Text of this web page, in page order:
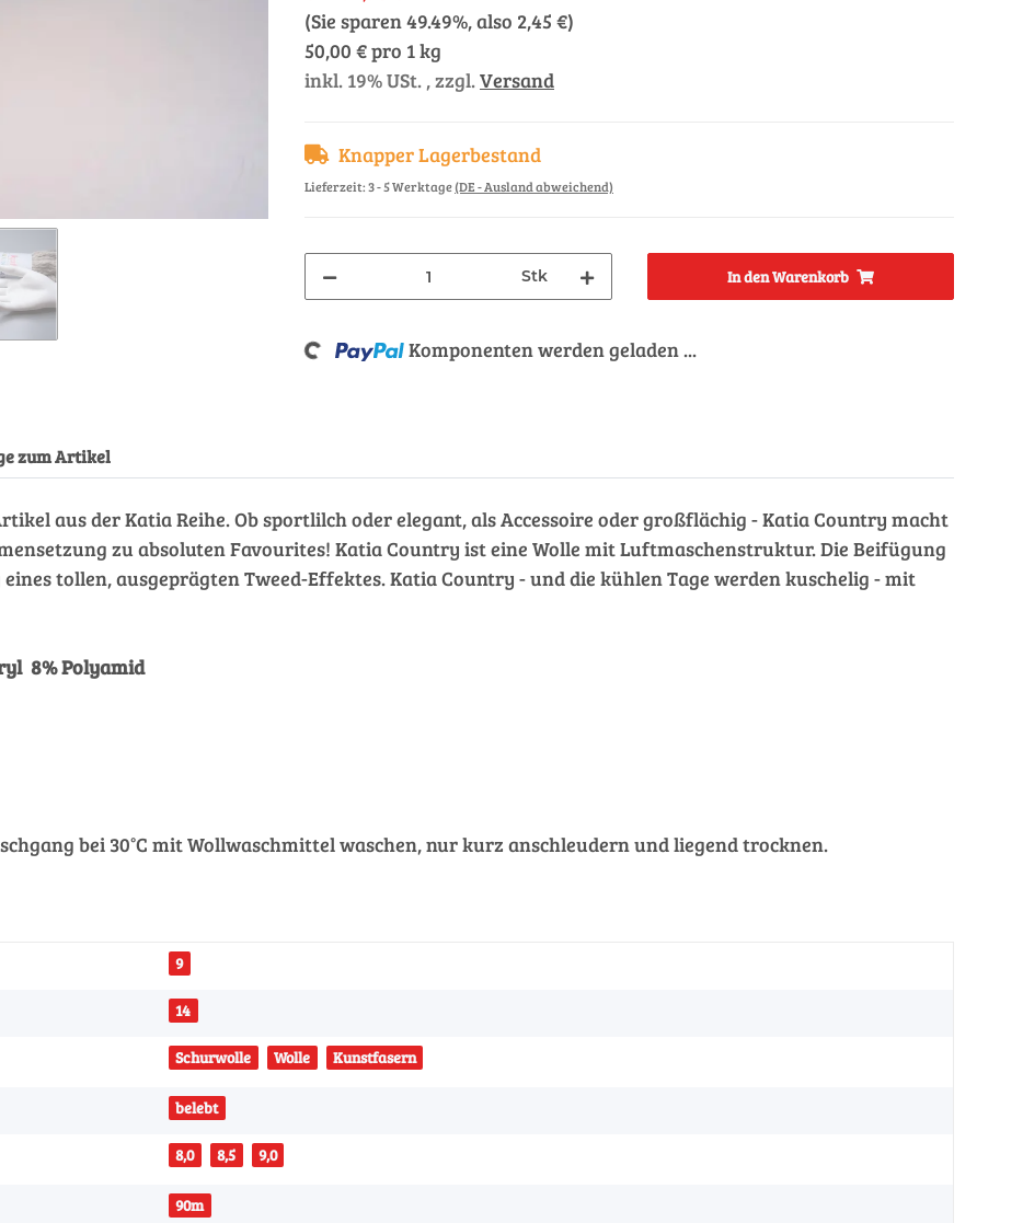
(Sie sparen49.49%, also 2,45 €)
50,00 € pro 1 kg
inkl. 19% USt. , zzgl.Versand
Knapper Lagerbestand
Lieferzeit:3 - 5 Werktage(DE - Ausland abweichend)
Stk In den Warenkorb
Loading... Komponenten werden geladen ...
zum Artikel
aus der Katia Reihe. Ob sportlilch oder elegant, als Accessoire oder großflächig - Katia Country macht
zu absoluten Favourites! Katia Country ist eine Wolle mit Luftmaschenstruktur. Die Beifügung
tollen, ausgeprägten Tweed-Effektes. Katia Country - und die kühlen Tage werden kuschelig - mit
8% Polyamid
bei 30°C mit Wollwaschmittel waschen, nur kurz anschleudern und liegend trocknen.
9
14
Schurwolle Wolle Kunstfasern
belebt
8,0 8,5 9,0
90m